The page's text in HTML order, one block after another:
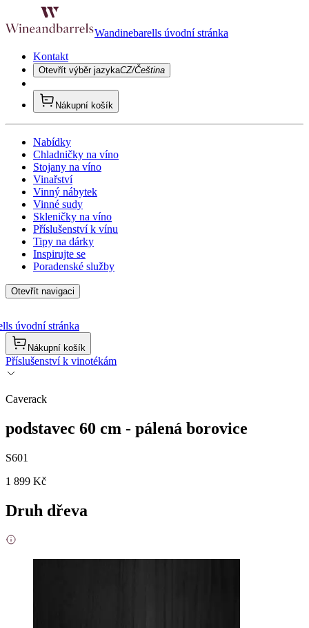
Wandinebarells úvodní stránka
Kontakt
Otevřít výběr jazykaCZ/Čeština
Nákupní košík
Nabídky
Chladničky na víno
Stojany na víno
Vinařství
Vinný nábytek
Vinné sudy
Skleničky na víno
Příslušenství k vínu
Tipy na dárky
Inspirujte se
Poradenské služby
Otevřít navigaci
úvodní stránka
Nákupní košík
Příslušenství k vinotékám
Caverack
podstavec 60 cm - pálená borovice
S601
1 899 Kč
Druh dřeva